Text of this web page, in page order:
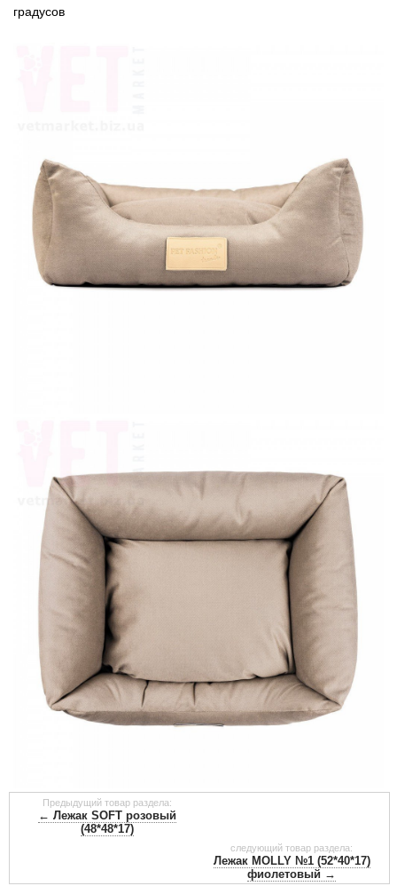
градусов
Предыдущий товар раздела:
← Лежак SOFT розовый
(48*48*17)
следующий товар раздела:
Лежак MOLLY №1 (52*40*17)
фиолетовый →